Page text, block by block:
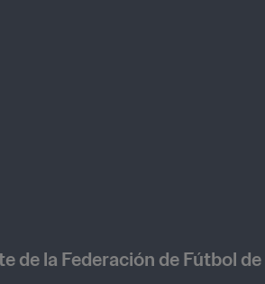
de la Federación de Fútbol